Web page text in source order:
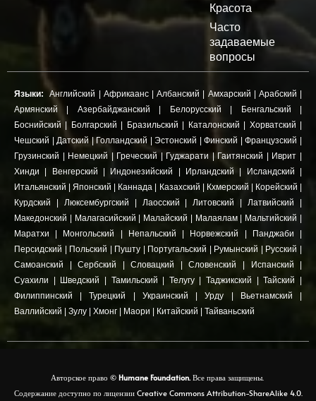
Красота
Часто
задаваемые
вопросы
Языки: Английский Африкаанс|Албанский Амхарский Арабский
Армянский
Азербайджанский Белорусский Бенгальский
Боснийский
Болгарский Бразильский Каталонский Хорватский
Чешский |Датский Голландский |Эстонский |Финский |Французский
Грузинский
Немецкий Греческий Гуджарати Гаитянский Иврит
Хинди
Венгерский Индонезийский Ирландский Исландский
Итальянский |Японский Каннада Казахский Кхмерский Корейский
Курдский
Люксембургский Лаосский |Литовский |Латвийский
Македонский
Малагасийский Малайский Малаялам| Мальтийский
Маратхи
Монгольский Непальский Норвежский Панджаби
Персидский
Польский Пушту Португальский Румынский Русский
Самоанский |Сербский |Словацкий |Словенский Испанский
Суахили
Шведский Тамильский Телугу|Таджикский |Тайский
Филиппинский |Турецкий Украинский |Урду Вьетнамский
Валлийский
Зулу Хмонг Маори Китайский Тайваньский
Авторское право © Humane Foundation.Все права защищены.
Содержание доступно по лицензии Creative Commons Attribution-ShareAlike 4.0.